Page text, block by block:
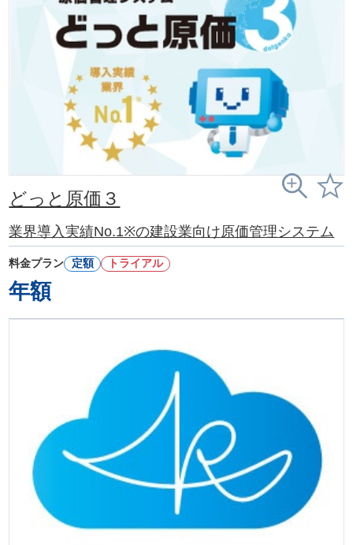
どっと原価３
業界導入実績No.1※の建設業向け原価管理システム
料金プラン 定額 トライアル
年額